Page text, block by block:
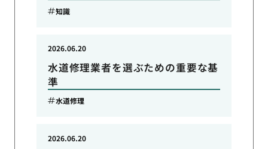
知識
水道修理業者を選ぶための重要な基
準
2026.06.20
水道修理
2026.06.20